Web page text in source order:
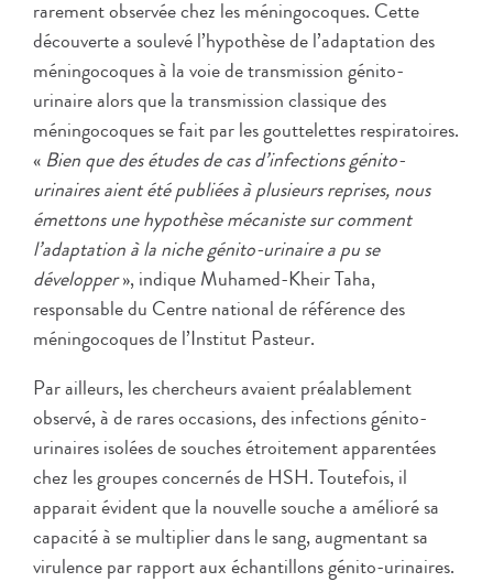
rarement observée chez les méningocoques. Cette
découverte a soulevé l’hypothèse de l’adaptation des
méningocoques à la voie de transmission génito-
urinaire alors que la transmission classique des
méningocoques se fait par les gouttelettes respiratoires.
« Bien que des études de cas d’infections génito-
urinaires aient été publiées à plusieurs reprises, nous
émettons une hypothèse mécaniste sur comment
l’adaptation à la niche génito-urinaire a pu se
développer», indique Muhamed-Kheir Taha,
responsable du Centre national de référence des
méningocoques de l’Institut Pasteur.
Par ailleurs, les chercheurs avaient préalablement
observé, à de rares occasions, des infections génito-
urinaires isolées de souches étroitement apparentées
chez les groupes concernés de HSH. Toutefois, il
apparait évident que la nouvelle souche a amélioré sa
capacité à se multiplier dans le sang, augmentant sa
virulence par rapport aux échantillons génito-urinaires.